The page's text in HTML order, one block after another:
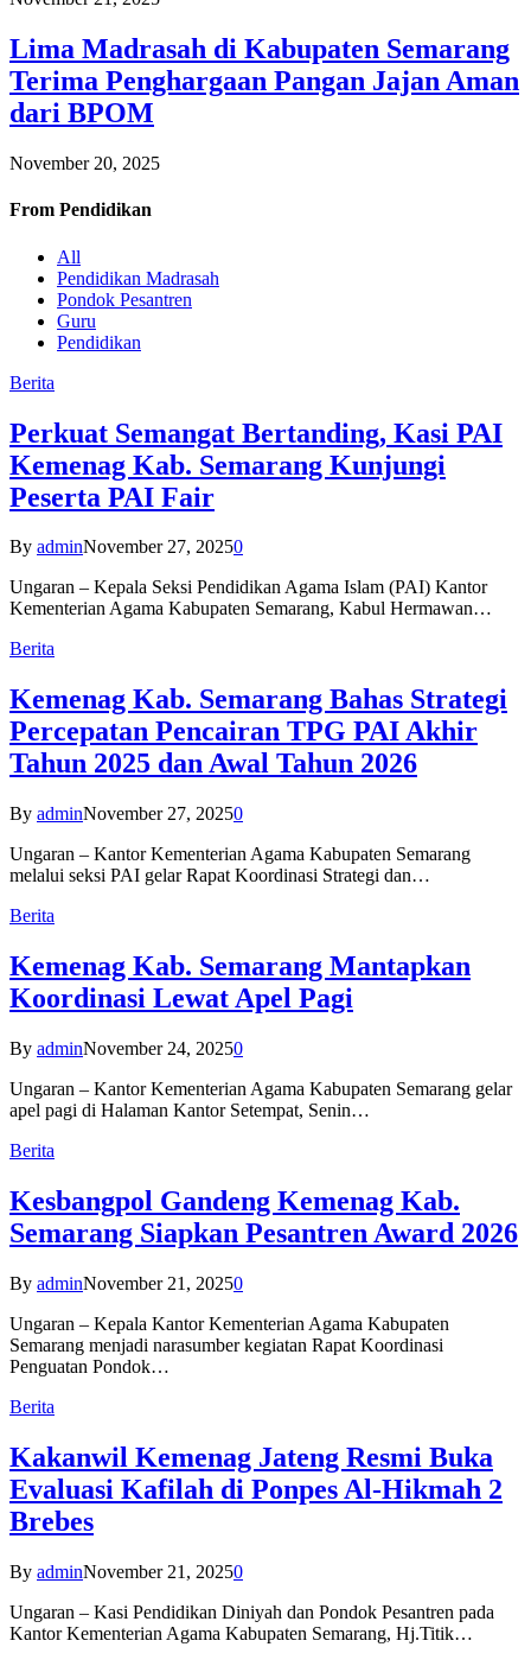
Lima Madrasah di Kabupaten Semarang
Terima Penghargaan Pangan Jajan Aman
dari BPOM
November 20, 2025
From Pendidikan
All
Pendidikan Madrasah
Pondok Pesantren
Guru
Pendidikan
Berita
Perkuat Semangat Bertanding, Kasi PAI
Kemenag Kab. Semarang Kunjungi
Peserta PAI Fair
By adminNovember 27, 20250
Ungaran – Kepala Seksi Pendidikan Agama Islam (PAI) Kantor
Kementerian Agama Kabupaten Semarang, Kabul Hermawan…
Berita
Kemenag Kab. Semarang Bahas Strategi
Percepatan Pencairan TPG PAI Akhir
Tahun 2025 dan Awal Tahun 2026
By adminNovember 27, 20250
Ungaran – Kantor Kementerian Agama Kabupaten Semarang
melalui seksi PAI gelar Rapat Koordinasi Strategi dan…
Berita
Kemenag Kab. Semarang Mantapkan
Koordinasi Lewat Apel Pagi
By adminNovember 24, 20250
Ungaran – Kantor Kementerian Agama Kabupaten Semarang gelar
apel pagi di Halaman Kantor Setempat, Senin…
Berita
Kesbangpol Gandeng Kemenag Kab.
Semarang Siapkan Pesantren Award 2026
By adminNovember 21, 20250
Ungaran – Kepala Kantor Kementerian Agama Kabupaten
Semarang menjadi narasumber kegiatan Rapat Koordinasi
Penguatan Pondok…
Berita
Kakanwil Kemenag Jateng Resmi Buka
Evaluasi Kafilah di Ponpes Al-Hikmah 2
Brebes
By adminNovember 21, 20250
Ungaran – Kasi Pendidikan Diniyah dan Pondok Pesantren pada
Kantor Kementerian Agama Kabupaten Semarang, Hj.Titik…